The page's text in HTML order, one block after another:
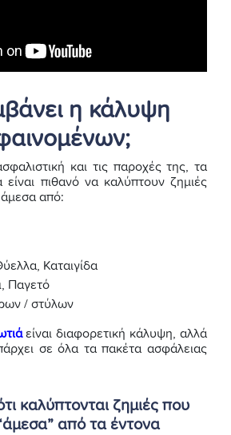
η κάλυψη
και τις παροχές της, τα
είναι πιθανό να καλύπτουν ζημιές
από:
Καταιγίδα
Παγετό
/ στύλων
είναι διαφορετική κάλυψη, αλλά
σε όλα τα πακέτα ασφάλειας
καλύπτονται ζημιές που
από τα έντονα